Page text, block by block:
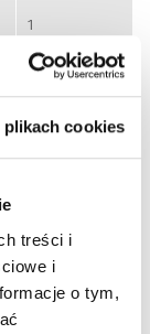
plikach cookies
treści i
i
o tym,
1
1